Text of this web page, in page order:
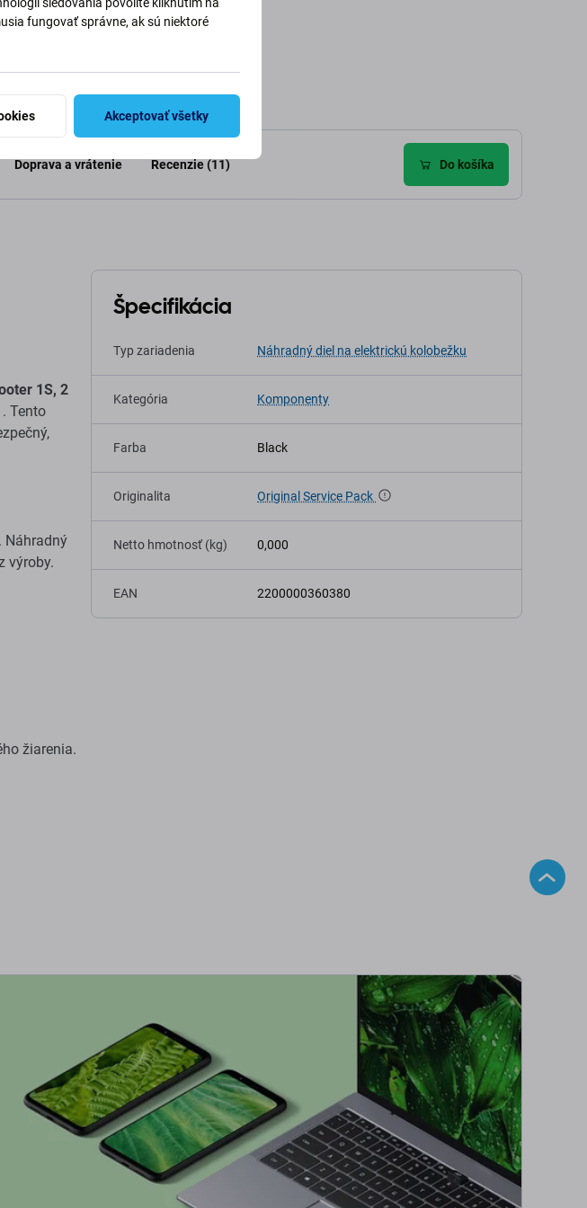
Pridať do košíka
Doprava a vrátenie Recenzie (11) Do košíka
1S, 2
. Tento
Náhradný
výroby.
žiarenia.
Špecifikácia
Typ zariadenia Náhradný diel na elektrickú kolobežku
Kategória Komponenty
Farba Black
Originalita Original Service Pack
Netto hmotnosť (kg) 0,000
EAN 2200000360380
sledovania povolíte kliknutím na
fungovať správne, ak sú niektoré
Akceptovať všetky